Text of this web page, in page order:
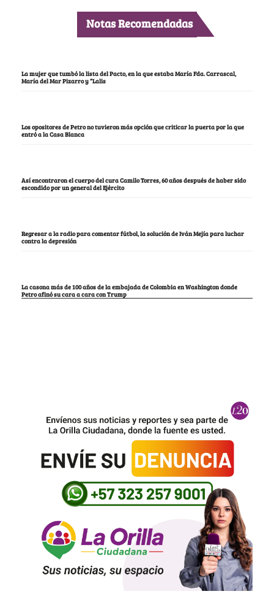
Notas Recomendadas
La mujer que tumbó la lista del Pacto, en la que estaba María Fda. Carrascal,
María del Mar Pizarro y “Lalis
Los opositores de Petro no tuvieron más opción que criticar la puerta por la que
entró a la Casa Blanca
Así encontraron el cuerpo del cura Camilo Torres, 60 años después de haber sido
escondido por un general del Ejército
Regresar a la radio para comentar fútbol, la solución de Iván Mejía para luchar
contra la depresión
La casona más de 100 años de la embajada de Colombia en Washington donde
Petro afinó su cara a cara con Trump